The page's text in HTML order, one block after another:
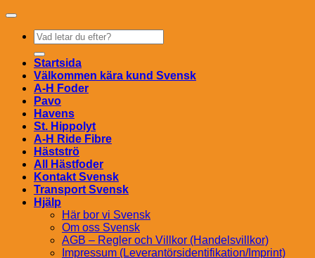
Sök
efter:
Startsida
Välkommen kära kund Svensk
A-H Foder
Pavo
Havens
St. Hippolyt
A-H Ride Fibre
Hästströ
All Hästfoder
Kontakt Svensk
Transport Svensk
Hjälp
Här bor vi Svensk
Om oss Svensk
AGB – Regler och Villkor (Handelsvillkor)
Impressum (Leverantörsidentifikation/Imprint)